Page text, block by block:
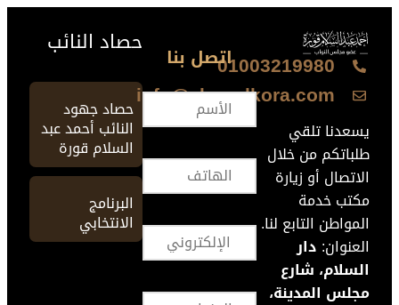
01003219980
info@ahmedkora.com
يسعدنا تلقي
طلباتكم من خلال
الاتصال أو زيارة
مكتب خدمة
المواطن التابع لنا.
العنوان:دار
السلام، شارع
مجلس المدينة،
اتصل بنا حصاد النائب
حصاد جهود
النائب أحمد عبد
السلام قورة
البرنامج
الانتخابي